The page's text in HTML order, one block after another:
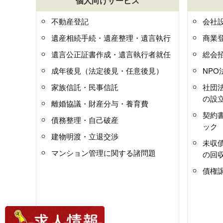
不動産登記
遺産相続手続・遺産整理・遺言執行
遺言公正証書作成・遺言執行者就任
成年後見（法定後見・任意後見）
家族信託・民事信託
離婚協議・財産分与・養育費
債務整理・自己破産
建物明渡・立退交渉
マンション管理に関する諸問題
会社
商業
総会
NPO
社団
の設
契約
ック
未収
の回
債権